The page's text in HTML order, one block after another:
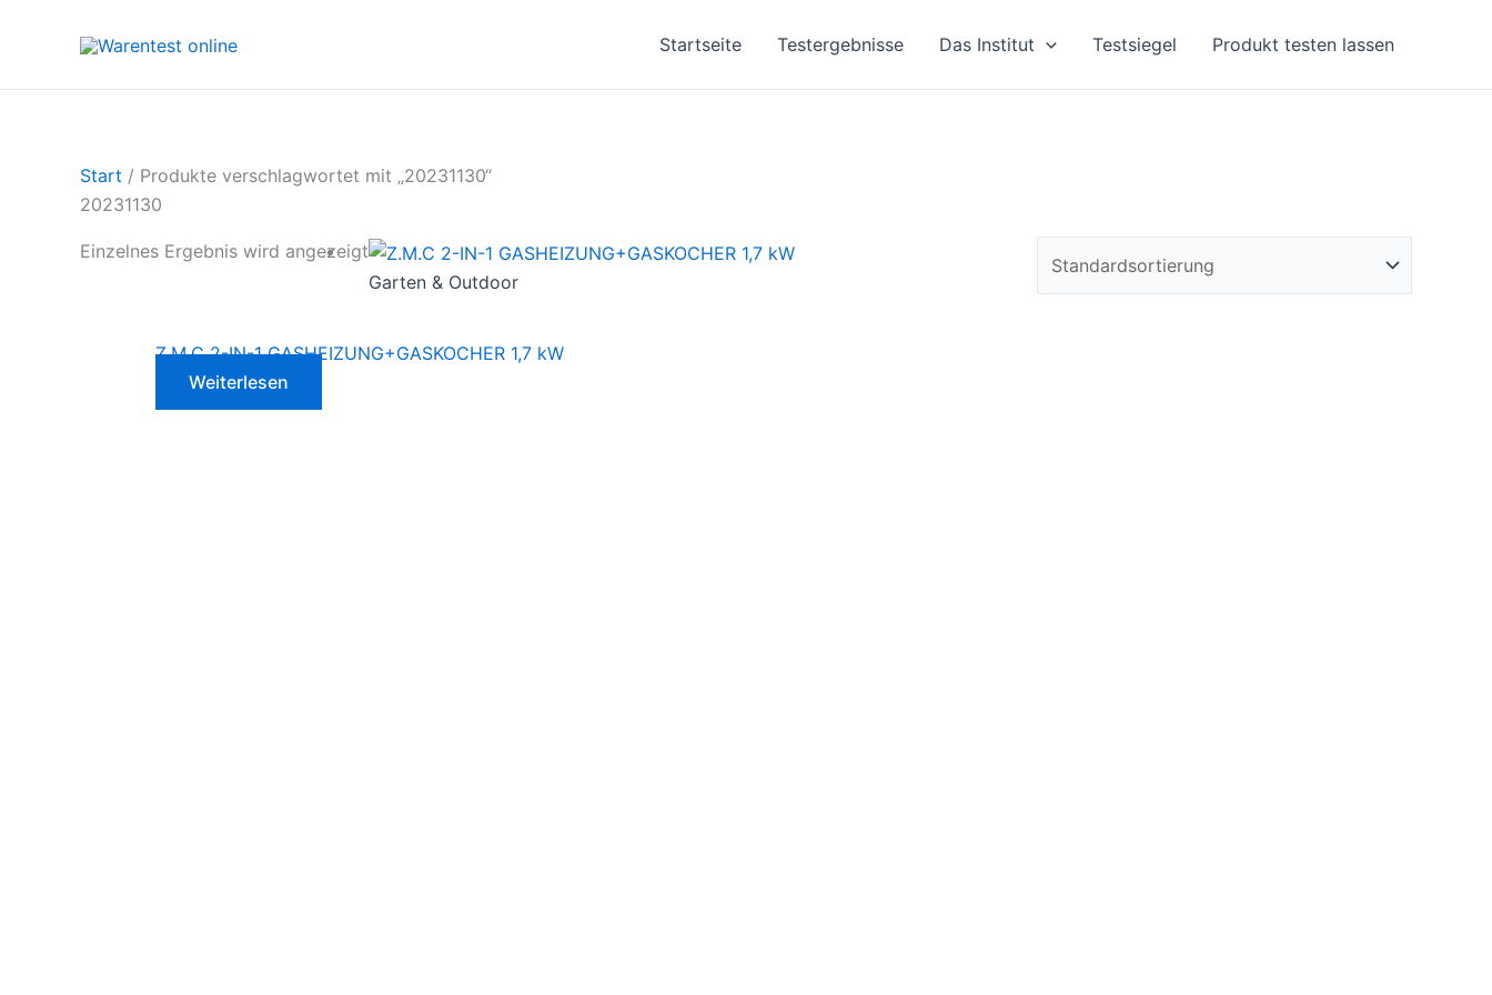
Startseite Testergebnisse Das Institut Testsiegel Produkt testen lassen
Start / Produkte verschlagwortet mit „20231130“
20231130
Einzelnes Ergebnis wird angezeigt
Garten & Outdoor
Z.M.C 2-IN-1 GASHEIZUNG+GASKOCHER 1,7 kW
Weiterlesen